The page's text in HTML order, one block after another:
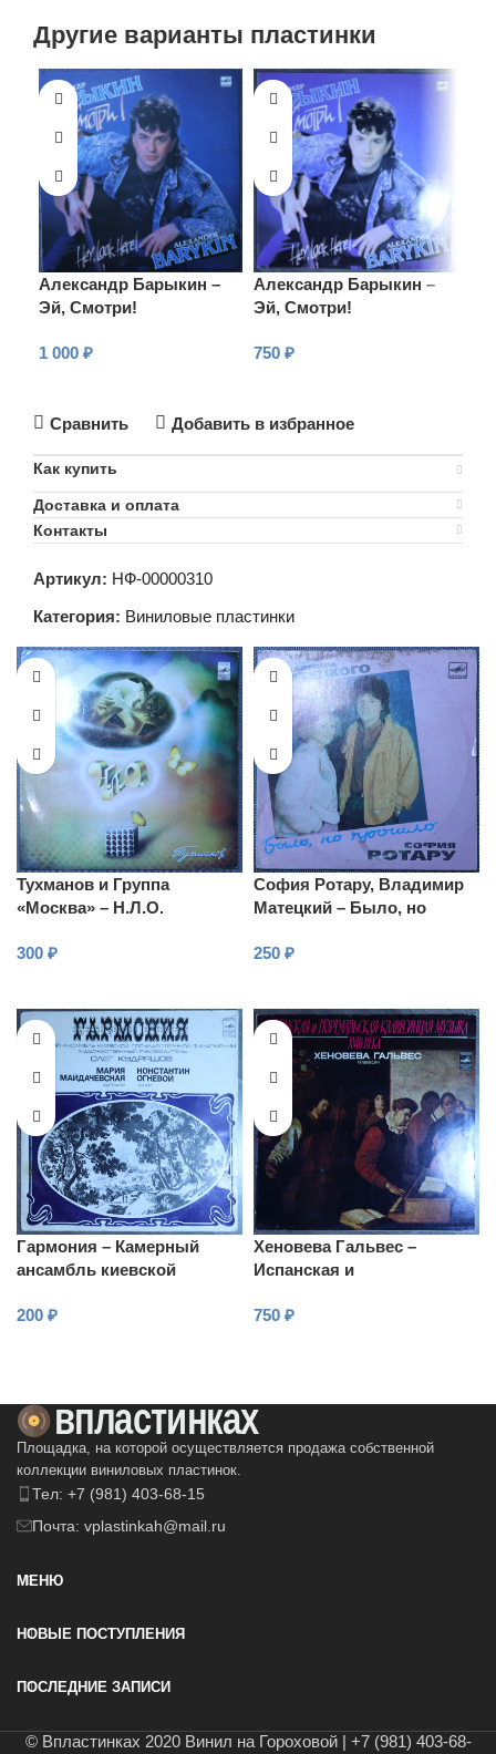
Другие варианты пластинки
Александр Барыкин –
Эй, Смотри!
1 000 ₽
Александр Барыкин –
Эй, Смотри!
750 ₽
Сравнить Добавить в избранное
Как купить
Доставка и оплата
Контакты
Артикул: НФ-00000310
Категория: Виниловые пластинки
Тухманов и Группа
«Москва» – Н.Л.О.
300 ₽
София Ротару, Владимир
Матецкий – Было, но
250 ₽
Гармония – Камерный
ансамбль киевской
филармонии
200 ₽
Хеновева Гальвес –
Испанская и
клавесинная музыка XVIII
750 ₽
Площадка, на которой осуществляется продажа собственной
коллекции виниловых пластинок.
Тел: +7 (981) 403-68-15
Почта: vplastinkah@mail.ru
МЕНЮ
НОВЫЕ ПОСТУПЛЕНИЯ
ПОСЛЕДНИЕ ЗАПИСИ
© Впластинках 2020 Винил на Гороховой | +7 (981) 403-68-